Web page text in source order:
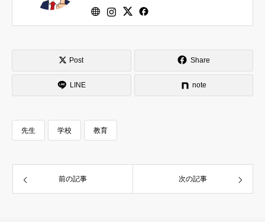
目覚め、愛のない教育をぶっ壊す。最新
脳科学を引っ提げ、知識以上に心を育む
たちと共にシン未来をつくる...株式会社
Lyapunov COO 株式会社人心家CEO
Post Share
LINE note
先生 学校 教育
前の記事 次の記事